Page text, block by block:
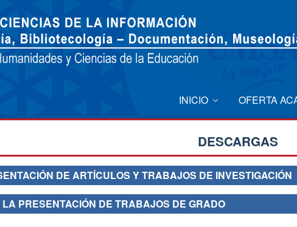
INICIO OFERTA
DESCARGAS
DE ARTÍCULOS Y TRABAJOS DE INVESTIGACIÓN
PRESENTACIÓN DE TRABAJOS DE GRADO